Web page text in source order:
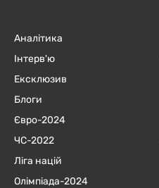
Аналітика
Інтерв'ю
Ексклюзив
Блоги
Євро-2024
ЧC-2022
Ліга націй
Олімпіада-2024